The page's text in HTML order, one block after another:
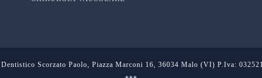
Scorzato Paolo, Piazza Marconi 16, 36034 Malo (VI) P.Iva: